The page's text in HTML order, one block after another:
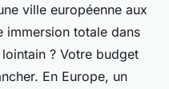
ville européenne aux
immersion totale dans
? Votre budget
En Europe, un